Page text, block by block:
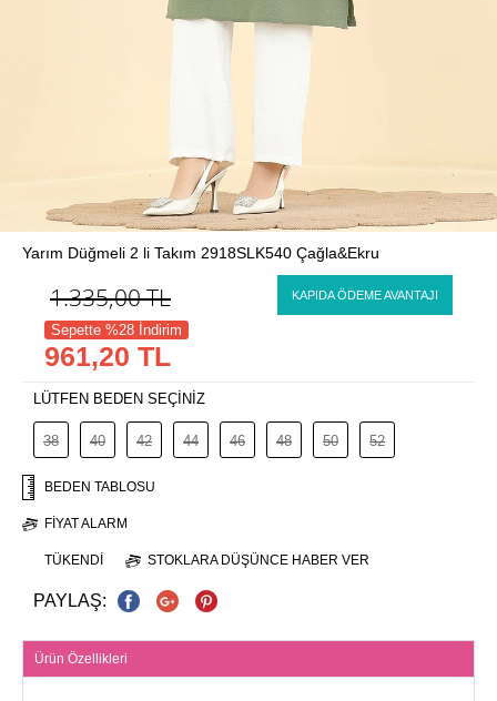
Yarım Düğmeli 2 li Takım 2918SLK540 Çağla&Ekru
1.335,00TL KAPIDA ÖDEME AVANTAJI
Sepette %28 İndirim
961,20 TL
LÜTFEN BEDEN SEÇİNİZ
38 40 42 44 46 48 50 52
BEDEN TABLOSU
FIYAT ALARM
TÜKENDI STOKLARA DÜŞÜNCE HABER VER
PAYLAŞ:
Ürün Özellikleri